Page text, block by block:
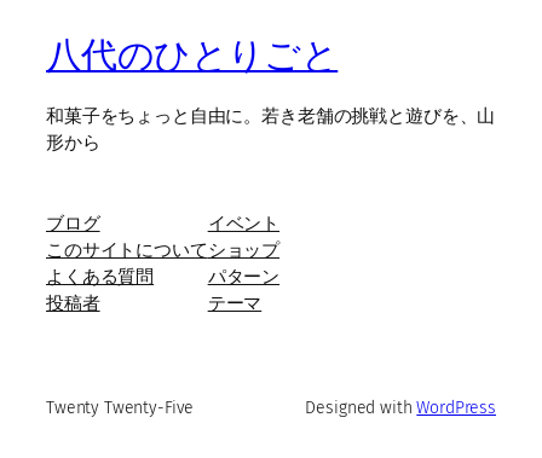
八代のひとりごと
和菓子をちょっと自由に。若き老舗の挑戦と遊びを、山
形から
ブログ
このサイトについて
よくある質問
投稿者
イベント
ショップ
パターン
テーマ
Twenty Twenty-Five Designed withWordPress